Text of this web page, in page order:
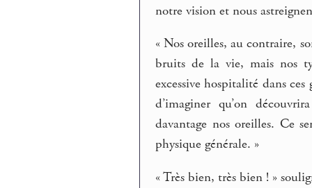
notre vision et nous
« Nos oreilles, au contraire,
bruits de la vie, mais nos
excessive hospitalité dans
d’imaginer qu’on
davantage nos oreilles. Ce
physique générale. »
« Très bien, très bien ! »